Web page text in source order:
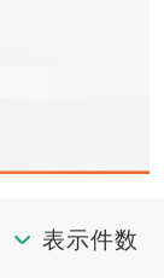
表示件数